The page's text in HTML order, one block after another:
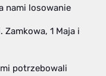
nami losowanie
1 Maja i
potrzebowali